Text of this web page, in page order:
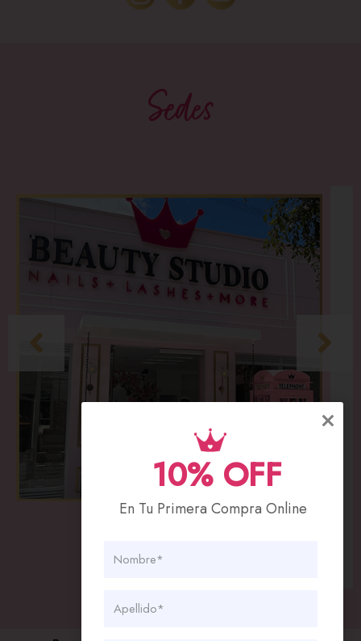
Sedes
Sede Cedritos
(601) 841 8000
10% OFF
En Tu Primera Compra Online